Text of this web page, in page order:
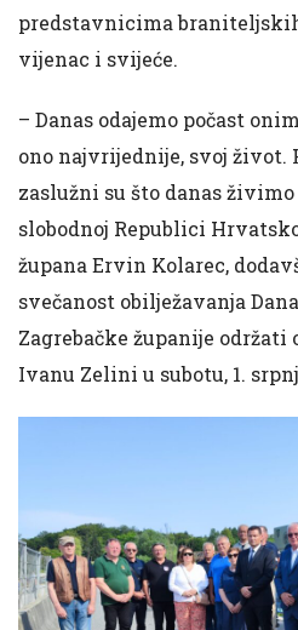
predstavnicima
vijenac i svijeće.
– Danas odajemo počast
ono najvrijednije, svoj
zaslužni su što danas
slobodnoj Republici
župana Ervin Kolarec,
svečanost obilježavanja
Zagrebačke županije održati
Ivanu Zelini u subotu, 1.